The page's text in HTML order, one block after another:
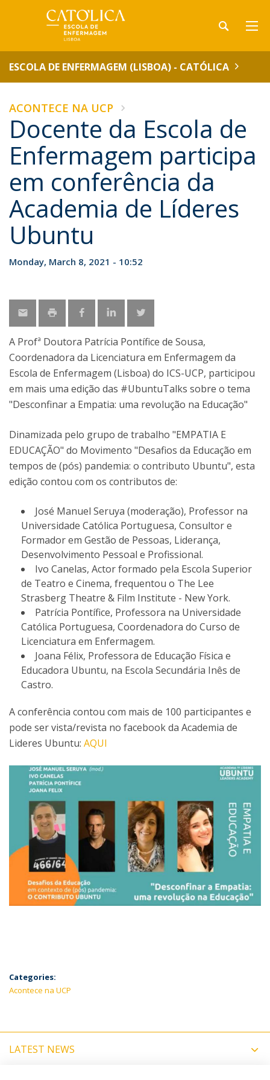
ESCOLA DE ENFERMAGEM (LISBOA) - CATÓLICA
ACONTECE NA UCP
Docente da Escola de
Enfermagem participa
em conferência da
Academia de Líderes
Ubuntu
Monday, March 8, 2021 - 10:52
A Profª Doutora Patrícia Pontífice de Sousa,
Coordenadora da Licenciatura em Enfermagem da
Escola de Enfermagem (Lisboa) do ICS-UCP, participou
em mais uma edição das #UbuntuTalks sobre o tema
"Desconfinar a Empatia: uma revolução na Educação"
Dinamizada pelo grupo de trabalho "EMPATIA E
EDUCAÇÃO" do Movimento "Desafios da Educação em
tempos de (pós) pandemia: o contributo Ubuntu", esta
edição contou com os contributos de:
José Manuel Seruya (moderação), Professor na
Universidade Católica Portuguesa, Consultor e
Formador em Gestão de Pessoas, Liderança,
Desenvolvimento Pessoal e Profissional.
Ivo Canelas, Actor formado pela Escola Superior
de Teatro e Cinema, frequentou o The Lee
Strasberg Theatre & Film Institute - New York.
Patrícia Pontífice, Professora na Universidade
Católica Portuguesa, Coordenadora do Curso de
Licenciatura em Enfermagem.
Joana Félix, Professora de Educação Física e
Educadora Ubuntu, na Escola Secundária Inês de
Castro.
A conferência contou com mais de 100 participantes e
pode ser vista/revista no facebook da Academia de
Lideres Ubuntu: AQUI
Categories:
Acontece na UCP
LATEST NEWS